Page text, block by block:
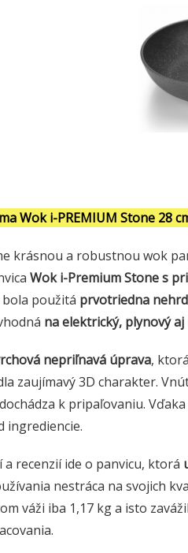
Wok i-PREMIUM Stone 28
krásnou a robustnou wok
Wok i-Premium Stone s
použitá prvotriedna
na elektrický, plynový
nepriľnavá úprava,
zaujímavý 3D charakter.
k pripaľovaniu.
ingrediencie.
recenzií ide o panvicu, ktorá
nestráca na svojich
váži iba 1,17 kg a isto